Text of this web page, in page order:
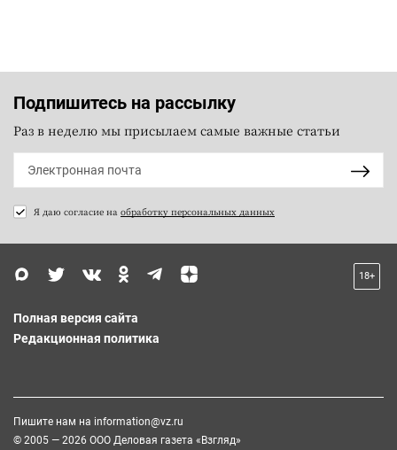
Подпишитесь на рассылку
Раз в неделю мы присылаем самые важные статьи
Я даю согласие на обработку персональных данных
18+
Полная версия сайта
Редакционная политика
Пишите нам на information@vz.ru
© 2005 — 2026 ООО Деловая газета «Взгляд»